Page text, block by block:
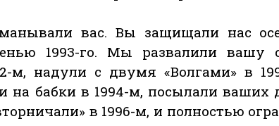
вас. Вы защищали нас
1993-го. Мы развалили вашу
м, надули с двумя «Волгами» в
бабки в 1994-м, посылали ваших
в 1996-м, и полностью